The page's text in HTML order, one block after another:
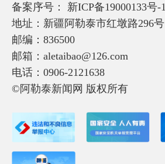
备案序号： 新ICP备19000133号-1
地址：新疆阿勒泰市红墩路296号
邮编：836500
邮箱：aletaibao@126.com
电话：0906-2121638
©阿勒泰新闻网 版权所有